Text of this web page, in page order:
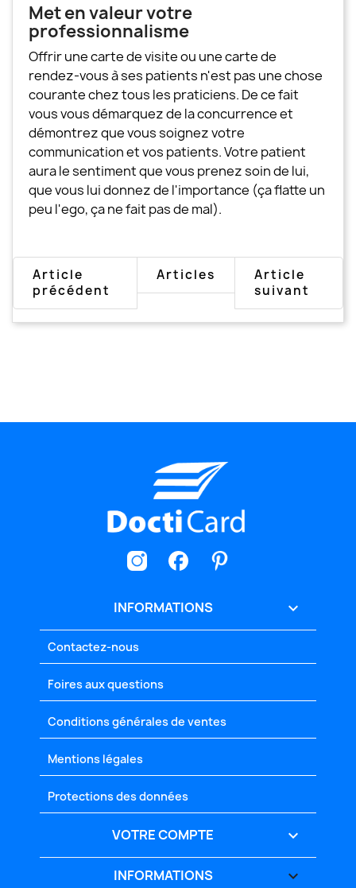
Met en valeur votre
professionnalisme
Offrir une carte de visite ou une carte de
rendez-vous à ses patients n'est pas une chose
courante chez tous les praticiens. De ce fait
vous vous démarquez de la concurrence et
démontrez que vous soignez votre
communication et vos patients. Votre patient
aura le sentiment que vous prenez soin de lui,
que vous lui donnez de l'importance (ça flatte un
peu l'ego, ça ne fait pas de mal).
Article
précédent
Articles
Article
suivant
INFORMATIONS 
Contactez-nous
Foires aux questions
Conditions générales de ventes
Mentions légales
Protections des données
VOTRE COMPTE 
INFORMATIONS keyboard_arrow_down